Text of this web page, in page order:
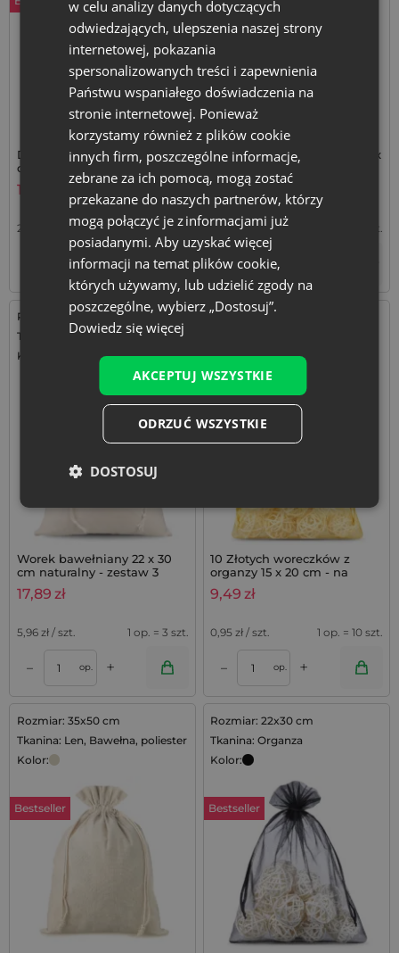
Duże worki z organzy 26 x 35
cm, 5 szt. - kolor biały
11,49
2,30 zł / szt. 1 op. = 5 szt.
op. +
Białe woreczki z organzy 13 x
27 cm, 10 szt.
11,49 zł
1,15 zł / szt. 1 op. = 10 szt.
Tymczasowo niedostępny
Rozmiar: 22x30 cm
Tkanina: Bawełna
Kolor:
Worek bawełniany 22 x 30
cm naturalny - zestaw 3
sztuk
17,89 zł
5,96 zł / szt. 1 op. = 3 szt.
– op. +
Rozmiar: 15x20 cm
Kolor:
Bestseller
10 Złotych woreczków z
organzy 15 x 20 cm - na
prezenty
9,49 zł
0,95 zł / szt. 1 op. = 10 szt.
– op. +
Rozmiar: 35x50 cm
Tkanina: Len, Bawełna, poliester
Kolor:
Bestseller
Rozmiar: 22x30 cm
Tkanina: Organza
Kolor:
Bestseller
w celu analizy danych dotyczących
odwiedzających, ulepszenia naszej strony
internetowej, pokazania
spersonalizowanych treści i zapewnienia
Państwu wspaniałego doświadczenia na
stronie internetowej. Ponieważ
korzystamy również z plików cookie
innych firm, poszczególne informacje,
zebrane za ich pomocą, mogą zostać
przekazane do naszych partnerów, którzy
mogą połączyć je z informacjami już
posiadanymi. Aby uzyskać więcej
informacji na temat plików cookie,
których używamy, lub udzielić zgody na
poszczególne, wybierz „Dostosuj”.
Dowiedz się więcej
AKCEPTUJ WSZYSTKIE
ODRZUĆ WSZYSTKIE
DOSTOSUJ